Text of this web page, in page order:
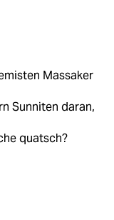
Massaker
Sunniten daran,
quatsch?